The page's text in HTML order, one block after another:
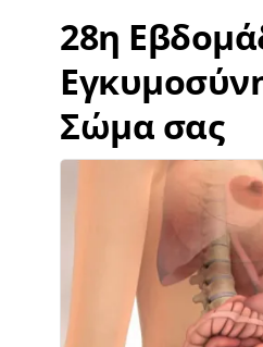
28η
Σώμα σας